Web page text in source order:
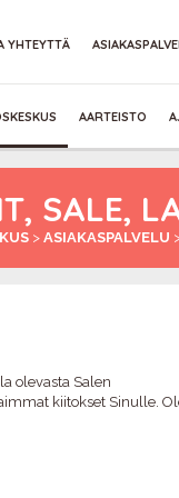
YHTEYTTÄ
AARTEISTO
SALE,
> ASIAKASPALVELU
olevasta Salen
kiitokset Sinulle.